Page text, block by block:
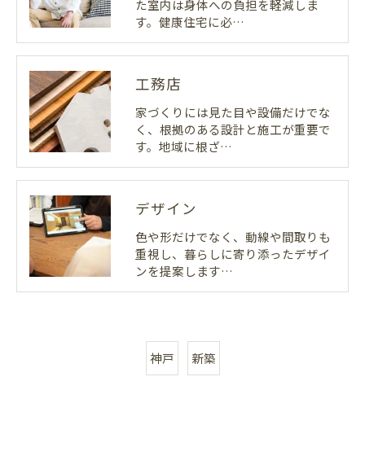
た室内は身体への負担を軽減しま
す。健康住宅に必…
工務店
家づくりには見た目や設備だけでな
く、根拠のある設計と施工が重要で
す。地域に根ざ…
デザイン
色や形だけでなく、動線や間取りも
重視し、暮らしに寄り添ったデザイ
ンを提案します…
神戸 新築